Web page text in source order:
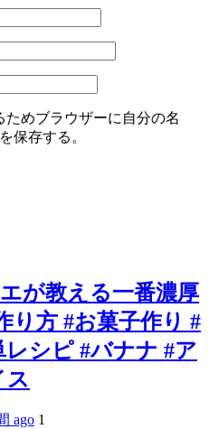
めブラウザーに自分の名
保存する。
が教える一番濃厚
り方 #お菓子作り #
シピ #バナナ #ア
ス
ago 1